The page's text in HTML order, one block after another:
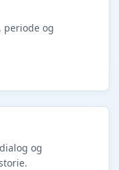
periode og
og